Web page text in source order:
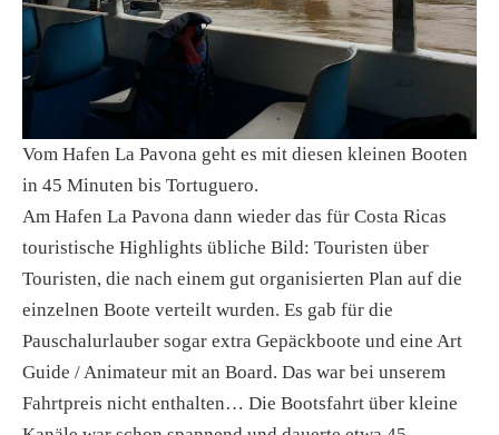
Vom Hafen La Pavona geht es mit diesen kleinen Booten
in 45 Minuten bis Tortuguero.
Am Hafen La Pavona dann wieder das für Costa Ricas
touristische Highlights übliche Bild: Touristen über
Touristen, die nach einem gut organisierten Plan auf die
einzelnen Boote verteilt wurden. Es gab für die
Pauschalurlauber sogar extra Gepäckboote und eine Art
Guide / Animateur mit an Board. Das war bei unserem
Fahrtpreis nicht enthalten… Die Bootsfahrt über kleine